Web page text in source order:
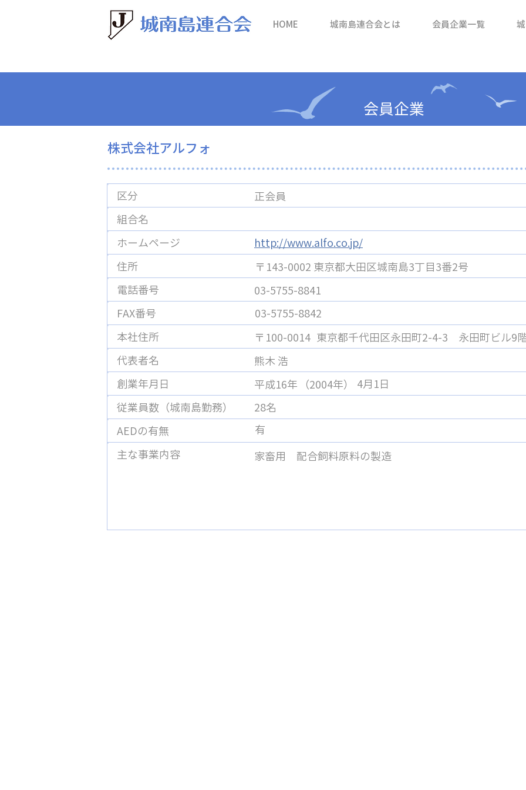
HOME 城南島連合会とは 会員企業一覧
株式会社アルフォ
株式会社アルフォ
区分
組合名
ホームページ
​住所
電話番号
FAX番号
本社住所
代表者名
創業年月日
従業員数（城南島勤務）
AEDの有無
主な事業内容
正会員
熊木 浩
28名
有
家畜用 配合飼料原料の製造
143-0002 東京都大田区城南島3丁目3番2号
〒
03-5755-8842
03-5755-8841
100-0014 東京都千代田区永田町2-4-3 永田町ビル9
​〒
平成16年 （2004年） 4月1日
http://www.alfo.co.jp/
会員企業